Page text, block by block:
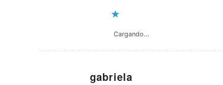
Cargando...
gabriela